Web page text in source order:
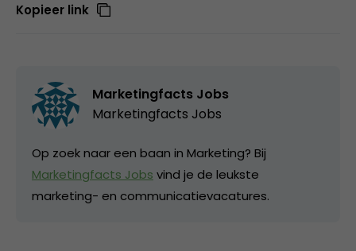
Kopieer link
Marketingfacts Jobs
Marketingfacts Jobs
Op zoek naar een baan in Marketing? Bij
Marketingfacts Jobs vind je de leukste
marketing- en communicatievacatures.